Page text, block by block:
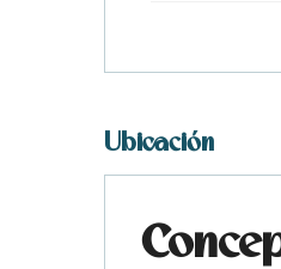
Ubicación